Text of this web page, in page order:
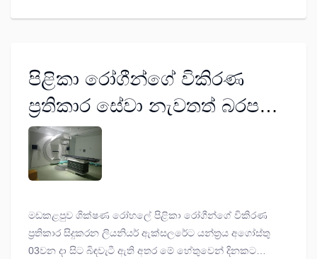
පිළිකා රෝගීන්ගේ විකිරණ
ප්‍රතිකාර සේවා නැවතත් බරපතළ
බිඳවැටීමක්
මඩකළපුව ශික්ෂණ රෝහලේ පිළිකා රෝගීන්ගේ විකිරණ
ප්‍රතිකාර සිදුකරන ලියනියර් ඇක්සලරේට යන්ත්‍රය අගෝස්තු
03වන දා සිට බිඳවැටී ඇති අතර මේ හේතුවෙන් දිනකට